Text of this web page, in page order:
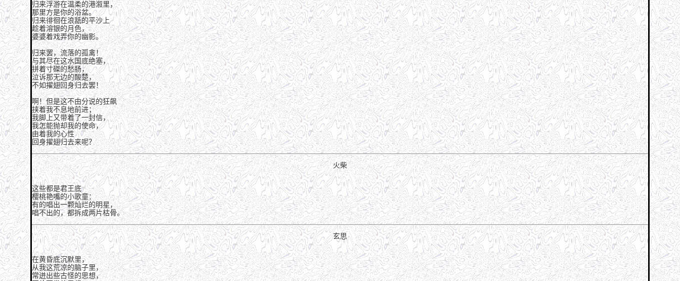
归来浮游在温柔的港溆里，
那里方是你的浴盆。
归来徘徊在浪舐的平沙上
趁着溶银的月色，
婆婆着戏弄你的幽影。
归来罢，流落的孤禽！
与其尽在这水国底绝塞，
拼着寸磔的愁肠，
泣诉那无边的酸楚，
不如擢翅回身归去罢！
啊！但是这不由分说的狂飙
挟着我不息地前进；
我脚上又带着了一封信，
我怎能抛却我的使命，
由着我的心性
回身擢翅归去来呢？
火柴
这些都是君王底
樱桃艳嘴的小歌童：
有的唱出一颗灿烂的明星，
唱不出的，都拆成两片枯骨。
玄思
在黄昏底沉默里，
从我这荒凉的脑子里，
常迸出些古怪的思想，